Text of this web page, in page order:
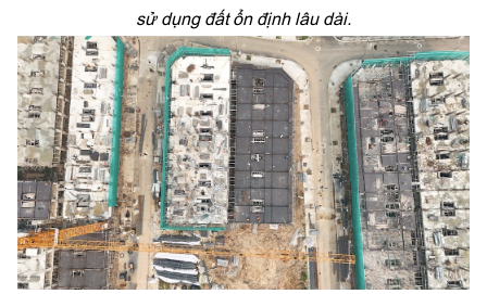
sử dụng đất ổn định lâu dài.